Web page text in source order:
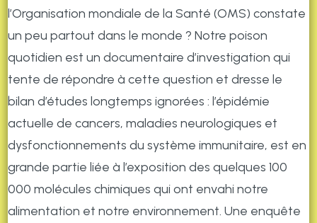
l’Organisation mondiale de la Santé (OMS) constate
un peu partout dans le monde ? Notre poison
quotidien est un documentaire d’investigation qui
tente de répondre à cette question et dresse le
bilan d’études longtemps ignorées : l’épidémie
actuelle de cancers, maladies neurologiques et
dysfonctionnements du système immunitaire, est en
grande partie liée à l’exposition des quelques 100
000 molécules chimiques qui ont envahi notre
alimentation et notre environnement. Une enquête